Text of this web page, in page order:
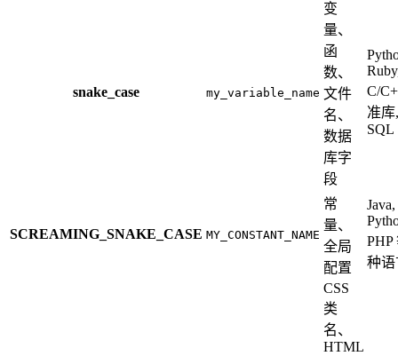
snake_case my_variable_name
变
量、
函
数、
文件
名、
数据
库字
段
C/
准库,
SQL
SCREAMING_SNAKE_CASE MY_CONSTANT_NAME
常
量、
全局
配置
Java,
PHP
种语
CSS
类
名、
HTML